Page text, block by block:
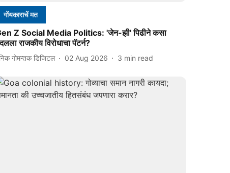
गोंयकाराचें मत
Z Social Media Politics: 'जेन-झी' पिढीने कसा
राजकीय विरोधाचा पॅटर्न?
गोमन्तक डिजिटल 02 Aug 2026 3 min read